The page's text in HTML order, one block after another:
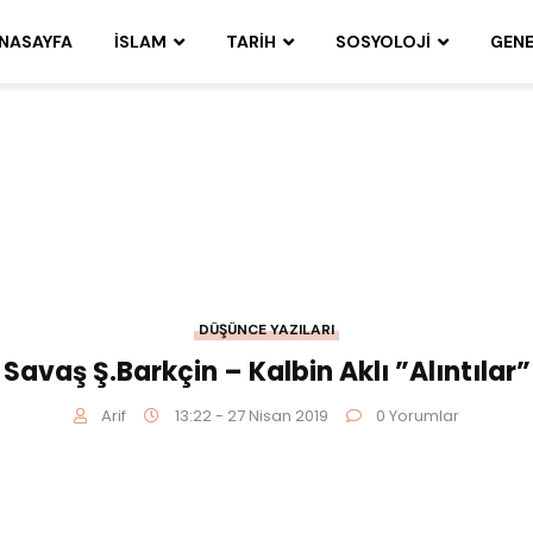
İSLAM TARIH SOSYOLOJI
DÜŞÜNCE YAZILARI
Savaş Ş.Barkçin – Kalbin Aklı ”Alıntılar”
Arif 13:22 - 27 Nisan 2019 0 Yorumlar